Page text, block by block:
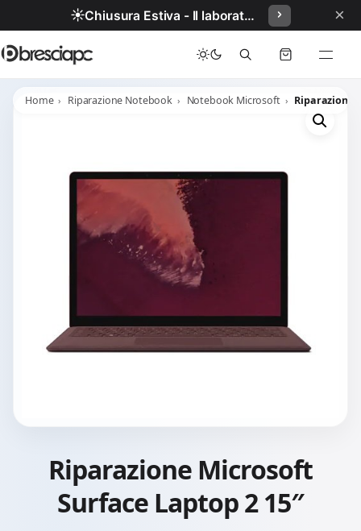
☀️ Chiusura Estiva - Il laboratorio resterà chiuso per ferie dal 29/06/2026 al 05/07/2026 compresi. ×
Home Riparazione Notebook Notebook Microsoft Riparazione
Riparazione Microsoft
Surface Laptop 2 15″